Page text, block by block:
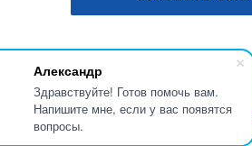
Александр
Здравствуйте! Готов помочь вам.
Напишите мне, если у вас появятся
вопросы.
© ООО